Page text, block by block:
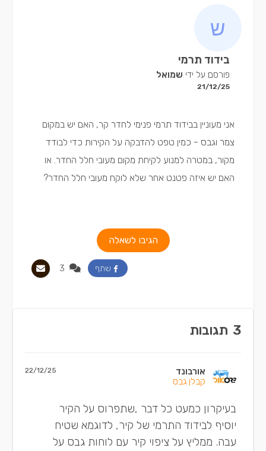
בידוד תרמי
פורסם על ידי שמואל
21/12/25
אני מעוניין בבידוד תרמי פנימי לחדר קר, האם יש במקום
צמר וגבס - כמין טפט להדבקה על הקירות כדי לבודד
מקור, במטרה למנוע לקיחת מקום מעובי חלל החדר. או
האם יש איזה פטנט אחר שלא לוקח מעובי חלל החדר?
הגיבו לשאלה
שתף
3 תגובות
אורבונד
קבלן גבס
22/12/25
בעיקרון כמעט כל דבר ,שתפרוס על הקיר
יוסיף לבידוד התרמי של קיר, לדוגמא שטיח
עבה. ממליץ על ציפוי קיר עם לוחות גבס על